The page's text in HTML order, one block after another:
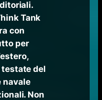
Tank
con
per
del
navale
Non